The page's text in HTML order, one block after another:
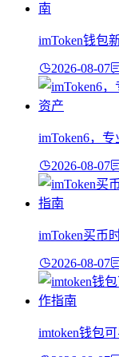
imToken钱包
2026-08-07
imToken6，
2026-08-07
imToken买币
2026-08-07
imtoken钱包